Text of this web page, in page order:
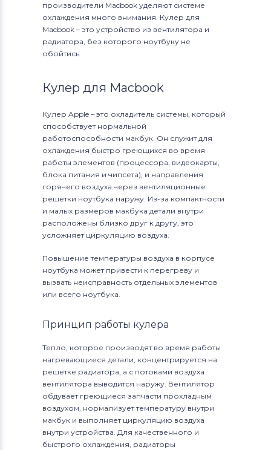
производители Macbook уделяют системе
охлаждения много внимания. Кулер для
Macbook – это устройство из вентилятора и
радиатора, без которого ноутбуку не
обойтись.
Кулер для Macbook
Кулер Apple – это охладитель системы, который
способствует нормальной
работоспособности макбук. Он служит для
охлаждения быстро греющихся во время
работы элементов (процессора, видеокарты,
блока питания и чипсета), и направления
горячего воздуха через вентиляционные
решетки ноутбука наружу. Из-за компактности
и малых размеров макбука детали внутри
расположены близко друг к другу, это
усложняет циркуляцию воздуха.
Повышение температуры воздуха в корпусе
ноутбука может привести к перегреву и
вызвать неисправность отдельных элементов
или всего ноутбука.
Принцип работы кулера
Тепло, которое производят во время работы
нагревающиеся детали, концентрируется на
решетке радиатора, а с потоками воздуха
вентилятора выводится наружу. Вентилятор
обдувает греющиеся запчасти прохладным
воздухом, нормализует температуру внутри
макбук и выполняет циркуляцию воздуха
внутри устройства. Для качественного и
быстрого охлаждения, радиаторы